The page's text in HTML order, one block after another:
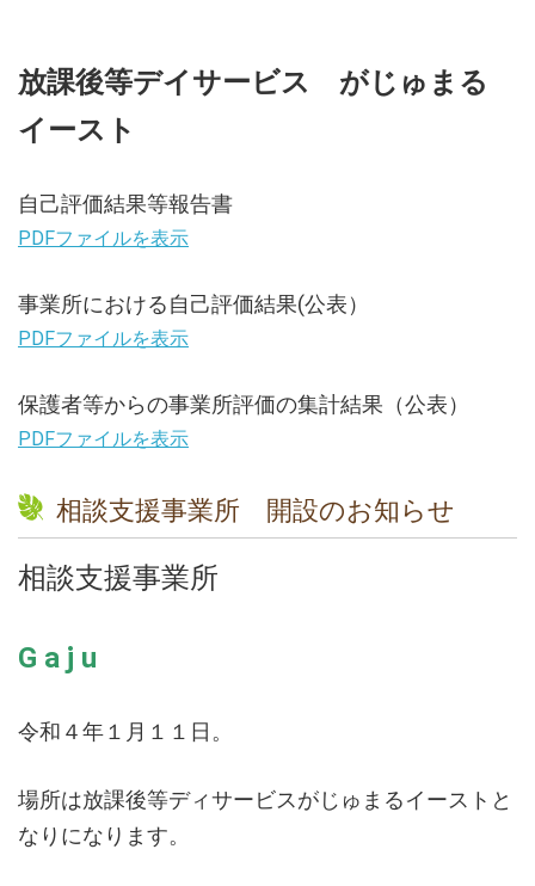
放課後等デイサービス がじゅまる
イースト
自己評価結果等報告書
PDFファイルを表示
事業所における自己評価結果(公表）
PDFファイルを表示
保護者等からの事業所評価の集計結果（公表）
PDFファイルを表示
相談支援事業所 開設のお知らせ
相談支援事業所
G a j u
令和４年１月１１日。
場所は放課後等ディサービスがじゅまるイーストと
なりになります。